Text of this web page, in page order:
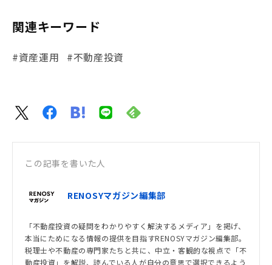
関連キーワード
#資産運用 #不動産投資
この記事を書いた人
RENOSYマガジン編集部
「不動産投資の疑問をわかりやすく解決するメディア」を掲げ、
本当にためになる情報の提供を目指すRENOSYマガジン編集部。
税理士や不動産の専門家たちと共に、中立・客観的な視点で「不
動産投資」を解説、読んでいる人が自分の意思で選択できるよう